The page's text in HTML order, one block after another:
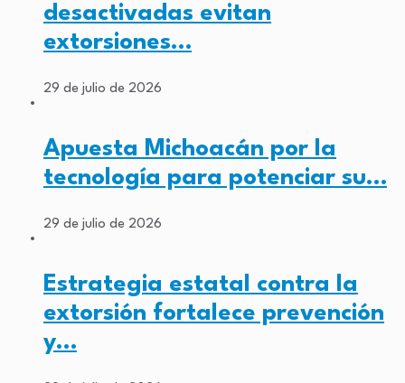
desactivadas evitan
extorsiones…
29 de julio de 2026
Apuesta Michoacán por la
tecnología para potenciar su…
29 de julio de 2026
Estrategia estatal contra la
extorsión fortalece prevención
y…